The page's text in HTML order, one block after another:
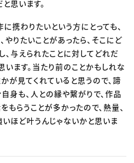
思います。
携わりたいという方にとっても、
りたいことがあったら、そこにど
与えられたことに対してどれだ
ます。当たり前のことかもしれな
が見てくれていると思うので、諦
身も、人との縁や繋がりで、作品
らうことが多かったので、熱量、
ほど叶うんじゃないかと思いま